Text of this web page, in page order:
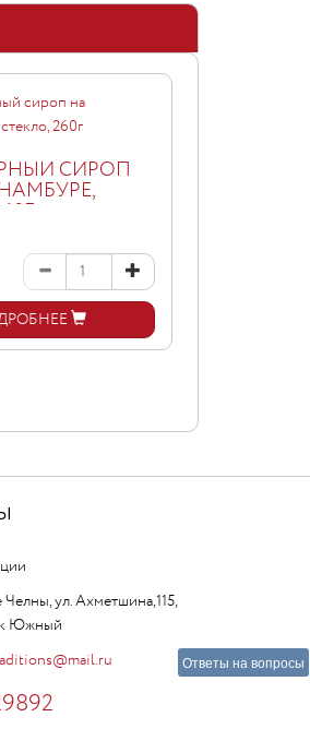
СИРОП
ул. Ахметшина,115,
Южный
Ответы на вопросы